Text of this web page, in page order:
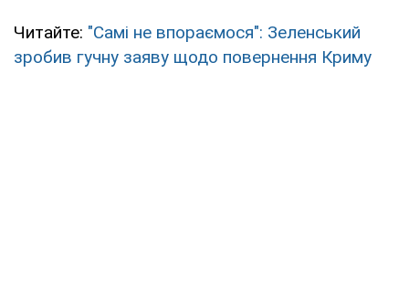
Читайте: "Самі не впораємося": Зеленський
зробив гучну заяву щодо повернення Криму